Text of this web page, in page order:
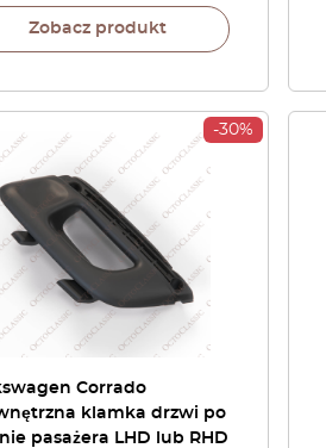
Zobacz produkt
-30%
Corrado
klamka drzwi po
pasażera LHD lub RHD